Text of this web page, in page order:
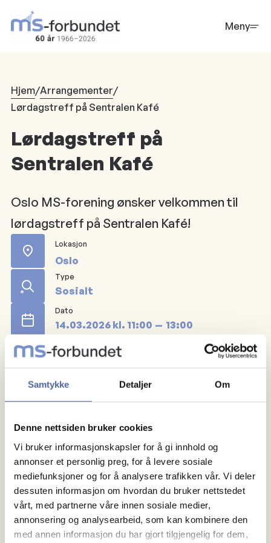
Samtykke Detaljer Om
Denne nettsiden bruker cookies
Vi bruker informasjonskapsler for å gi innhold og
annonser et personlig preg, for å levere sosiale
mediefunksjoner og for å analysere trafikken vår. Vi deler
dessuten informasjon om hvordan du bruker nettstedet
vårt, med partnerne våre innen sosiale medier,
annonsering og analysearbeid, som kan kombinere den
med annen informasjon du har gjort tilgjengelig for dem,
hovedinnhold
Meny
Hjem/Arrangementer/
Lørdagstreff på Sentralen Kafé
Lørdagstreff på
Sentralen Kafé
Oslo MS-forening ønsker velkommen til
lørdagstreff på Sentralen Kafé!
Lokasjon
Oslo
Type
Sosialt
Dato
14.03.2026 kl. 11:00 13:00
Arrangør
Oslo MS-forening
Sentralen Kafé ligger i Øvre Slottsgate 3 - kvartalet
mellom Tollbugata og Rådhusgata. Det er heis, plass
til rullestoler og HC-toalett her. Vi ønsker nye og
"gamle" velkommen til en hyggelig lørdags formiddag!
Påmelding er ikke nødvendig.